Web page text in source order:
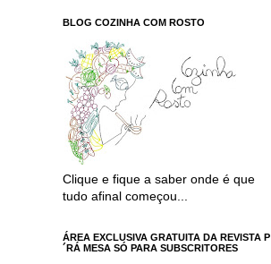
BLOG COZINHA COM ROSTO
Clique e fique a saber onde é que
tudo afinal começou...
ÁREA EXCLUSIVA GRATUITA DA REVISTA P
´RÁ MESA SÓ PARA SUBSCRITORES